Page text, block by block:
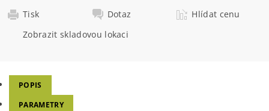
Tisk
Dotaz
Hlídat cenu
Zobrazit skladovou lokaci
POPIS
PARAMETRY